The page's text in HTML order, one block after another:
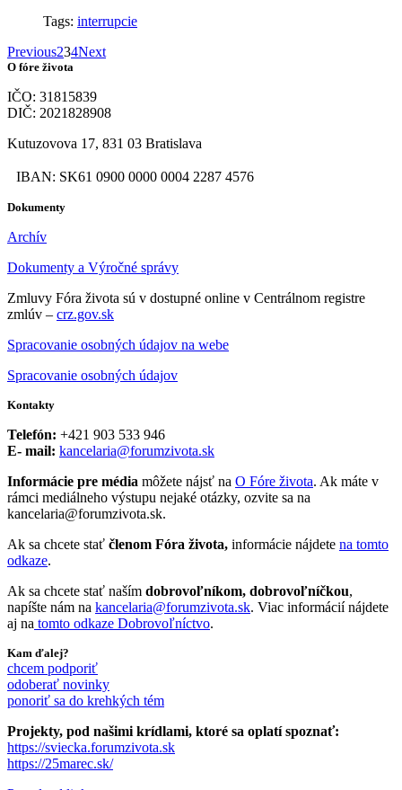
Tags: interrupcie
Previous234Next
O fóre života
IČO: 31815839
DIČ: 2021828908
Kutuzovova 17, 831 03 Bratislava
IBAN: SK61 0900 0000 0004 2287 4576
Dokumenty
Archív
Dokumenty a Výročné správy
Zmluvy Fóra života sú v dostupné online v Centrálnom registre
zmlúv – crz.gov.sk
Spracovanie osobných údajov na webe
Spracovanie osobných údajov
Kontakty
Telefón: +421 903 533 946
E- mail: kancelaria@forumzivota.sk
Informácie pre média môžete nájsť na O Fóre života. Ak máte v
rámci mediálneho výstupu nejaké otázky, ozvite sa na
kancelaria@forumzivota.sk.
Ak sa chcete stať členom Fóra života, informácie nájdete na tomto
odkaze.
Ak sa chcete stať naším dobrovoľníkom, dobrovoľníčkou,
napíšte nám na kancelaria@forumzivota.sk. Viac informácií nájdete
aj na tomto odkaze Dobrovoľníctvo.
Kam ďalej?
chcem podporiť
odoberať novinky
ponoriť sa do krehkých tém
Projekty, pod našimi krídlami, ktoré sa oplatí spoznať:
https://sviecka.forumzivota.sk
https://25marec.sk/